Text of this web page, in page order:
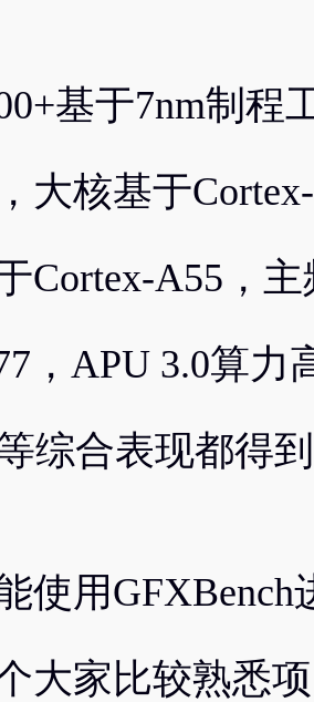
基于7nm制程
大核基于
Cortex-A55，
，APU 3.0算力
综合表现都得
使用
大家比较熟悉